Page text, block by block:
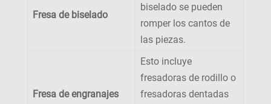
Fresa de biselado
biselado se pueden
romper los cantos de
las piezas.
Fresa de engranajes
Esto incluye
fresadoras de rodillo o
fresadoras dentadas